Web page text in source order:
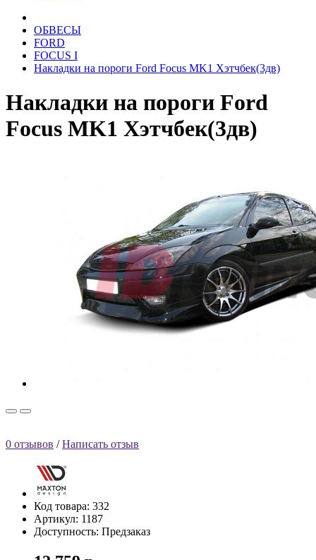
ОБВЕСЫ
FORD
FOCUS I
Накладки на пороги Ford Focus MK1 Хэтчбек(3дв)
Накладки на пороги Ford
Focus MK1 Хэтчбек(3дв)
0 отзывов /Написать отзыв
Код товара: 332
Артикул: 1187
Доступность: Предзаказ